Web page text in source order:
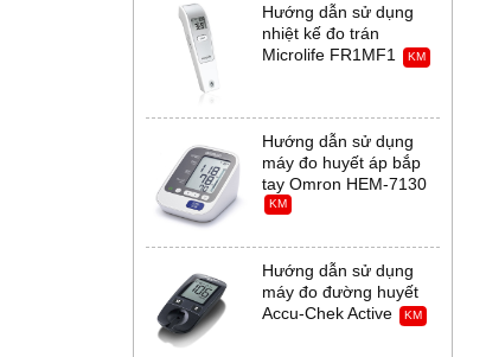
Hướng dẫn sử dụng
nhiệt kế đo trán
Microlife FR1MF1
KM
Hướng dẫn sử dụng
máy đo huyết áp bắp
tay Omron HEM-7130
KM
Hướng dẫn sử dụng
máy đo đường huyết
Accu-Chek Active
KM